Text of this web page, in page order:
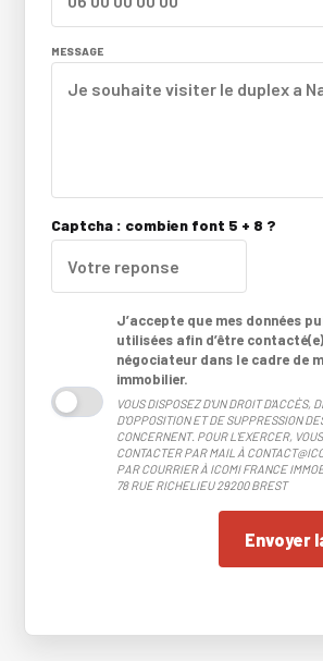
MESSAGE
Captcha : combien font 5 + 8 ?
J’accepte que mes données
utilisées afin d’être
négociateur dans le cadre de
immobilier.
VOUS DISPOSEZ D'UN DROIT D'ACCÈS,
D'OPPOSITION ET DE SUPPRESSION
CONCERNENT. POUR L'EXERCER,
CONTACTER PAR MAIL À
PAR COURRIER À ICOMI FRANCE
78 RUE RICHELIEU 29200 BREST
Envoyer